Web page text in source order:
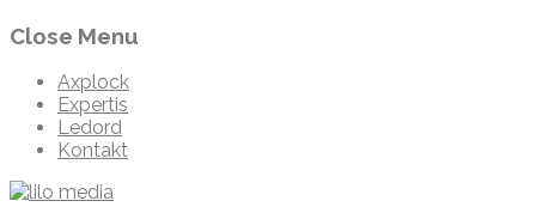
Skip
content
Close Menu
Axplock
Expertis
Ledord
Kontakt